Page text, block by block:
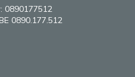
0890177512
0890.177.512